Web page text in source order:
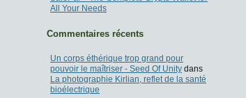
All Your Needs
Commentaires récents
Un corps éthérique trop grand pour
pouvoir le maîtriser - Seed Of Unity dans
La photographie Kirlian, reflet de la santé
bioélectrique